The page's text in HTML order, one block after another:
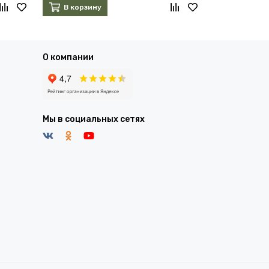
В корзину
О компании
Мы в социальных сетях